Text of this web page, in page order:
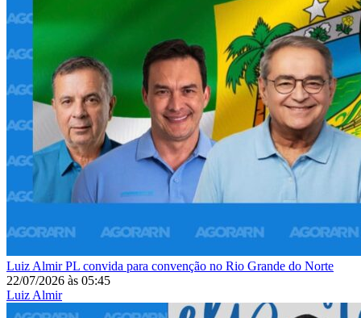
Luiz AlmirPL convida para convenção no Rio Grande do Norte
22/07/2026 às 05:45
Luiz Almir